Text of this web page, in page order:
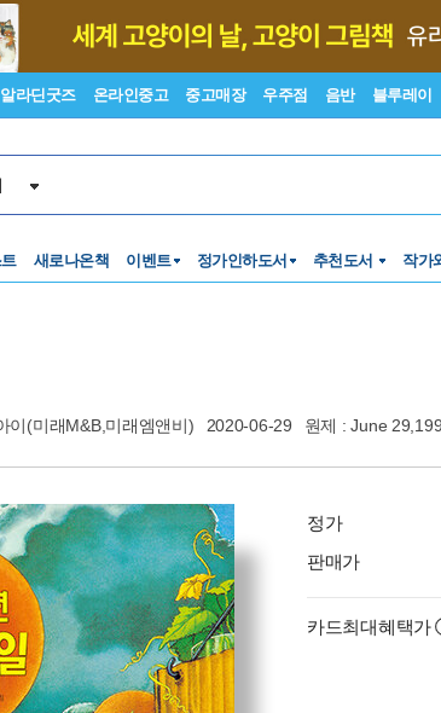
알라딘굿즈 온라인중고 중고매장 우주점 음반 블루레이
새로나온책 이벤트 정가인하도서 추천도서 작가
이(미래M&B,미래엠앤비) 2020-06-29 원제 : June
정가
판매가
카드최대혜택가